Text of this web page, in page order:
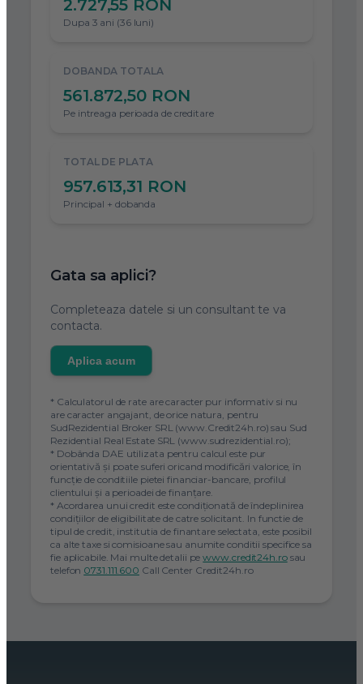
2.727,55 RON
Dupa 3 ani (36 luni)
DOBANDA TOTALA
561.872,50 RON
Pe intreaga perioada de creditare
TOTAL DE PLATA
957.613,31 RON
Principal + dobanda
Gata sa aplici?
Completeaza datele si un consultant te va
contacta.
Aplica acum
* Calculatorul de rate are caracter pur informativ si nu
are caracter angajant, de orice natura, pentru
SudRezidential Broker SRL (www.Credit24h.ro) sau Sud
Rezidential Real Estate SRL (www.sudrezidential.ro);
* Dobânda DAE utilizata pentru calcul este pur
orientativă și poate suferi oricand modificări valorice, în
funcție de conditiile pietei financiar-bancare, profilul
clientului și a perioadei de finanțare.
* Acordarea unui credit este condiţionată de îndeplinirea
condiţiilor de eligibilitate de catre solicitant. In functie de
tipul de credit, institutia de finantare selectata, este posibil
ca alte taxe si comisioane sau anumite conditii specifice sa
fie aplicabile. Mai multe detalii pewww.credit24h.rosau
telefon 0731.111.600 Call Center Credit24h.ro